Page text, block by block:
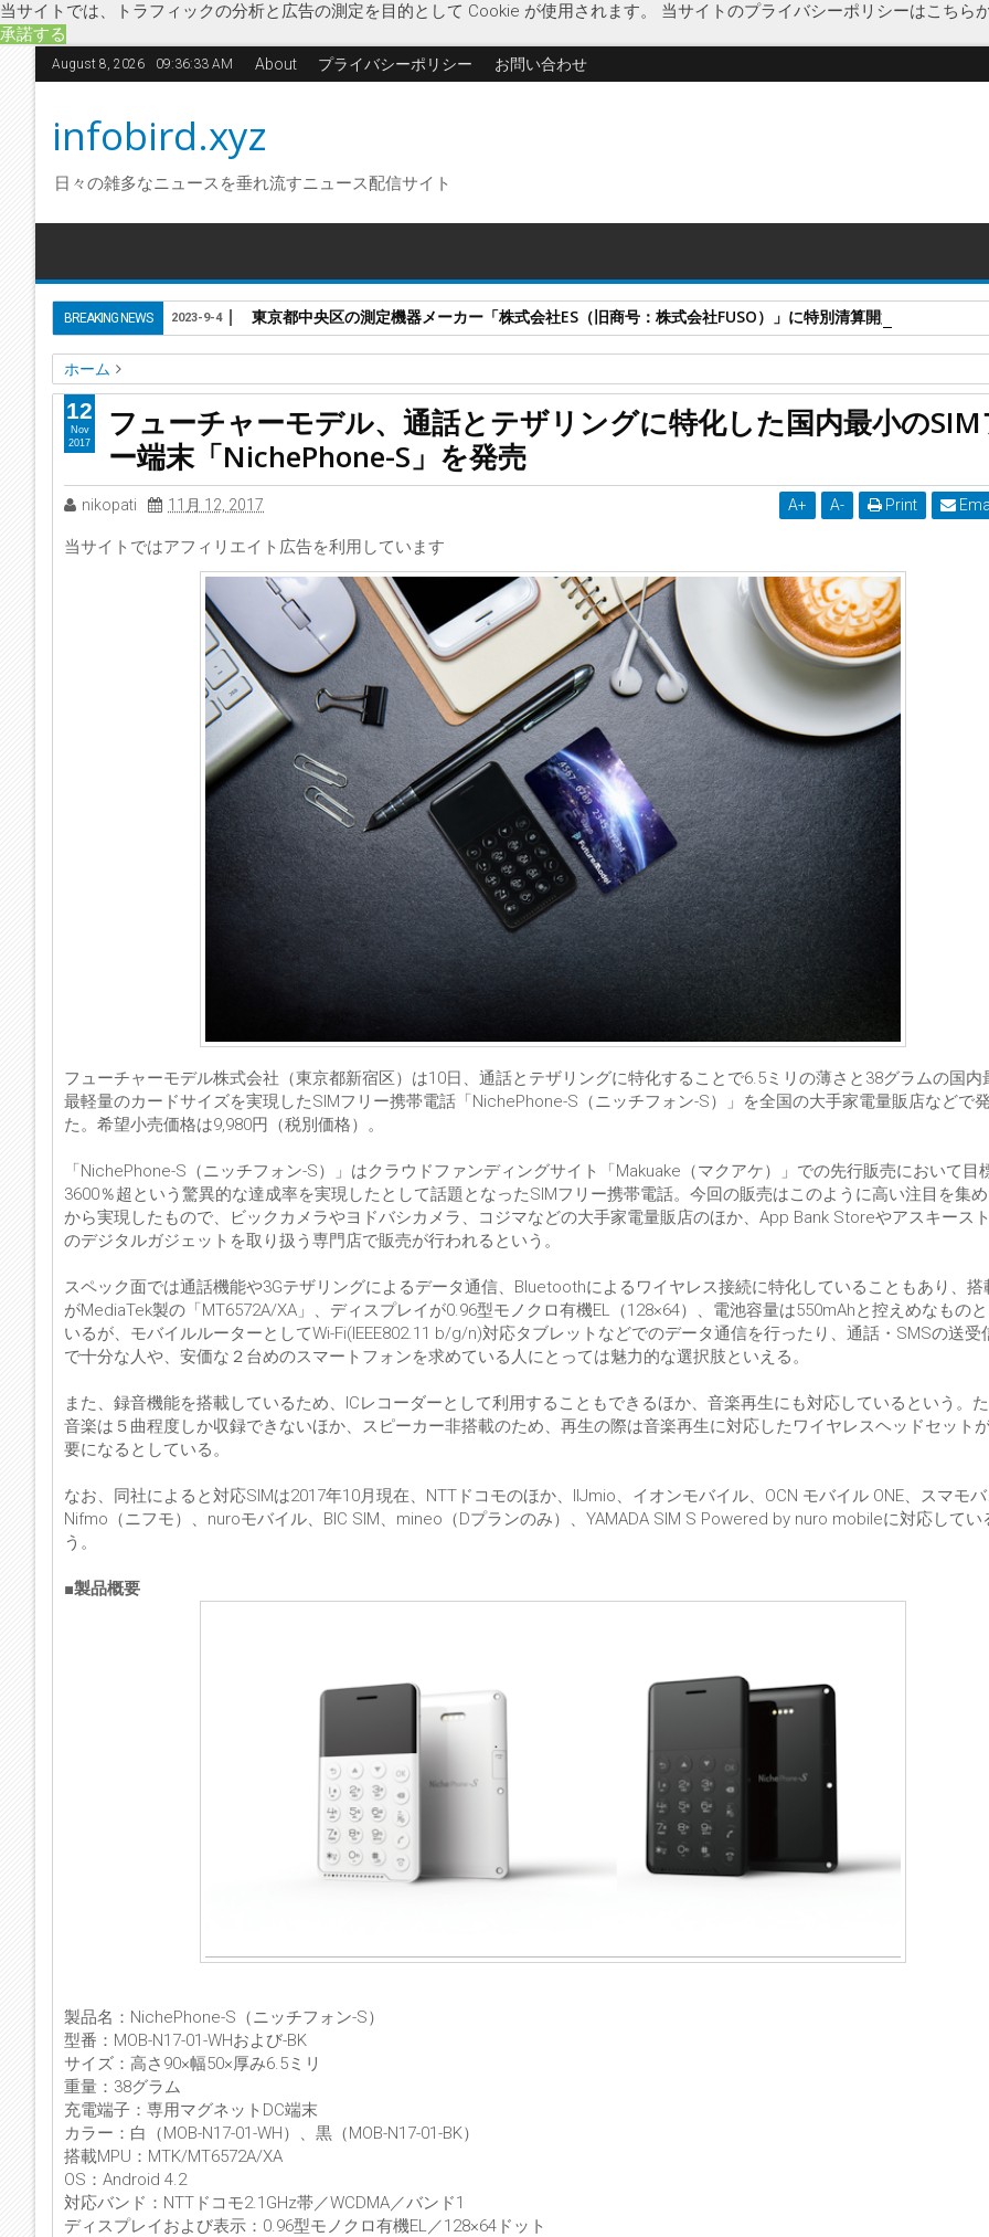
当サイトでは、トラフィックの分析と広告の測定を目的として Cookie が使用されます。 当サイトのプライバシーポリシーはこちら
承諾する
August 8, 2026 09:36:34 AM About プライバシーポリシー お問い合わせ
infobird.xyz
日々の雑多なニュースを垂れ流すニュース配信サイト
BREAKING NEWS 東京都中央区の測定機器メーカー「株式会社ES（旧商号：株式会社FUSO）」に特別清算開始決定 事業
2023-9-4
ホーム
IT関連・ソフトウェア
NichePhone-S SIMフリー携帯電話 カードサイズ ニッチフォン-S フューチャーモデル 国内最小
新
フューチャーモデル、通話とテザリングに特化した国内最小のSIMフリー端末「NichePhone-S」を発売
フューチャーモデル、通話とテザリングに特化した国内最小の
ー端末「NichePhone-S」を発売
nikopati 11月 12, 2017 A+ A- Print
当サイトではアフィリエイト広告を利用しています
フューチャーモデル株式会社（東京都新宿区）は10日、通話とテザリングに特化することで6.5ミリの薄さと38グラムの国内
最軽量のカードサイズを実現したSIMフリー携帯電話「NichePhone-S（ニッチフォン-S）」を全国の大手家電量販店などで
た。希望小売価格は9,980円（税別価格）。
「NichePhone-S（ニッチフォン-S）」はクラウドファンディングサイト「Makuake（マクアケ）」での先行販売において目
3600％超という驚異的な達成率を実現したとして話題となったSIMフリー携帯電話。今回の販売はこのように高い注目を集
から実現したもので、ビックカメラやヨドバシカメラ、コジマなどの大手家電量販店のほか、App Bank Storeやアスキース
のデジタルガジェットを取り扱う専門店で販売が行われるという。
スペック面では通話機能や3Gテザリングによるデータ通信、Bluetoothによるワイヤレス接続に特化していることもあり、搭
がMediaTek製の「MT6572A/XA」、ディスプレイが0.96型モノクロ有機EL（128×64）、電池容量は550mAhと控えめなもの
いるが、モバイルルーターとしてWi-Fi(IEEE802.11 b/g/n)対応タブレットなどでのデータ通信を行ったり、通話・SMSの送受
で十分な人や、安価な２台めのスマートフォンを求めている人にとっては魅力的な選択肢といえる。
また、録音機能を搭載しているため、ICレコーダーとして利用することもできるほか、音楽再生にも対応しているという。
音楽は５曲程度しか収録できないほか、スピーカー非搭載のため、再生の際は音楽再生に対応したワイヤレスヘッドセット
要になるとしている。
なお、同社によると対応SIMは2017年10月現在、NTTドコモのほか、IIJmio、イオンモバイル、OCN モバイル ONE、スマモ
Nifmo（ニフモ）、nuroモバイル、BIC SIM、mineo（Dプランのみ）、YAMADA SIM S Powered by nuro mobileに対応してい
う。
■製品概要
製品名：NichePhone-S（ニッチフォン-S）
型番：MOB-N17-01-WHおよび-BK
サイズ：高さ90×幅50×厚み6.5ミリ
重量：38グラム
充電端子：専用マグネットDC端末
カラー：白（MOB-N17-01-WH）、黒（MOB-N17-01-BK）
搭載MPU：MTK/MT6572A/XA
OS：Android 4.2
対応バンド：NTTドコモ2.1GHz帯／WCDMA／バンド1
ディスプレイおよび表示：0.96型モノクロ有機EL／128×64ドット
12
Nov
2017